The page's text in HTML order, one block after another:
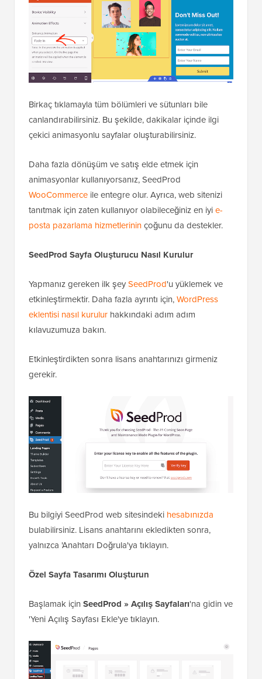
Birkaç tıklamayla tüm bölümleri ve sütunları bile
canlandırabilirsiniz. Bu şekilde, dakikalar içinde ilgi
çekici animasyonlu sayfalar oluşturabilirsiniz.
Daha fazla dönüşüm ve satış elde etmek için
animasyonlar kullanıyorsanız, SeedProd
WooCommerce ile entegre olur. Ayrıca, web sitenizi
tanıtmak için zaten kullanıyor olabileceğiniz en iyie-
posta pazarlama hizmetlerininçoğunu da destekler.
SeedProd Sayfa Oluşturucu Nasıl Kurulur
Yapmanız gereken ilk şeySeedProd'u yüklemek ve
etkinleştirmektir. Daha fazla ayrıntı için,WordPress
eklentisi nasıl kurulur hakkındaki adım adım
kılavuzumuza bakın.
Etkinleştirdikten sonra lisans anahtarınızı girmeniz
gerekir.
Bu bilgiyi SeedProd web sitesindeki hesabınızda
bulabilirsiniz. Lisans anahtarını ekledikten sonra,
yalnızca 'Anahtarı Doğrula'ya tıklayın.
Özel Sayfa Tasarımı Oluşturun
Başlamak için SeedProd » Açılış Sayfaları'na gidin ve
'Yeni Açılış Sayfası Ekle'ye tıklayın.